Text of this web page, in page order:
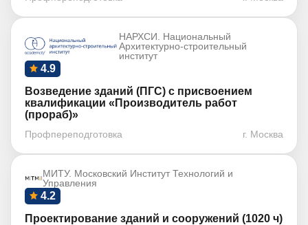
НАРХСИ. Национальный
Архитектурно-строительный
институт
4.9
Возведение зданий (ПГС) с присвоением
квалификации «Производитель работ
(прораб)»
Профпереподготовка г. Москва
МИТУ. Московский Институт Технологий и
Управления
4.2
Проектирование зданий и сооружений (1020 ч)